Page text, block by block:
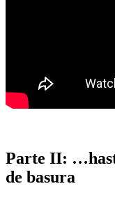
Parte II:
de basura